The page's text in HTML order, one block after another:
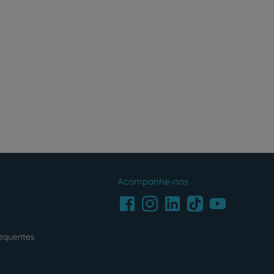
Acompanhe-nos
FacebookInstagramLinkedInTikTokYoutube